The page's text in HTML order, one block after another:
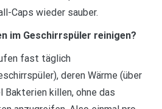
Caps wieder sauber.
im Geschirrspüler reinigen?
fast täglich
deren Wärme (über
Bakterien killen, ohne das